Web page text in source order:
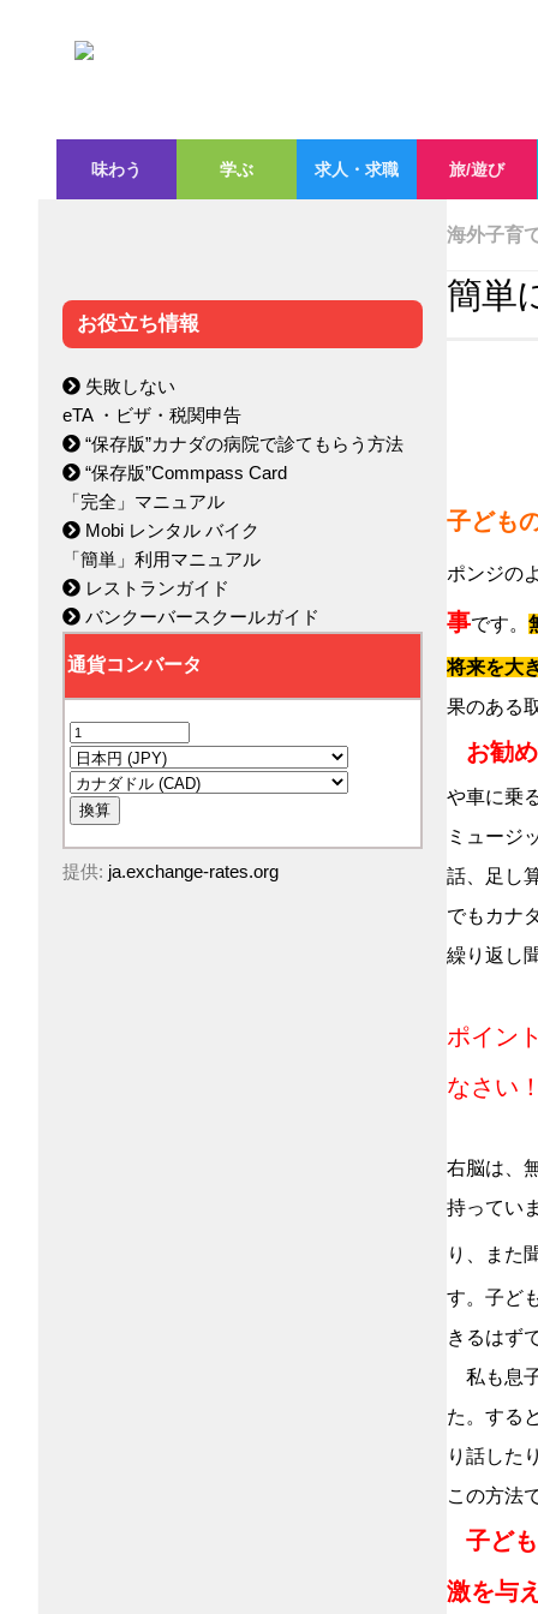
味わう 学ぶ 求人・求職 旅/遊び
海外子育
簡単
子ども
ポンジの
事です。
将来を大
果のある
お勧
や車に乗
ミュージ
話、足し
でもカナ
繰り返し
ポイン
なさい
右脳は、
持ってい
り、また
す。子ど
きるはず
私も息
た。する
り話した
この方法
子ど
激を与
お役立ち情報
失敗しない
eTA ・ビザ・税関申告
“保存版”カナダの病院で診てもらう方法
“保存版”Commpass Card
「完全」マニュアル
Mobi レンタル バイク
「簡単」利用マニュアル
レストランガイド
バンクーバースクールガイド
提供: ja.exchange-rates.org